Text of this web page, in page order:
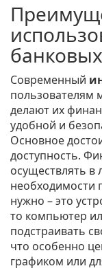
Современный
пользователям
делают их
удобной и
Основное
доступность.
осуществлять в
необходимости
нужно – это
то компьютер
подстраивать
что особенно
графиком или